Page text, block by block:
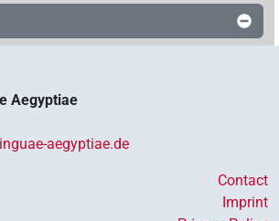
Aegyptiae
aegyptiae.de
Contact
Imprint